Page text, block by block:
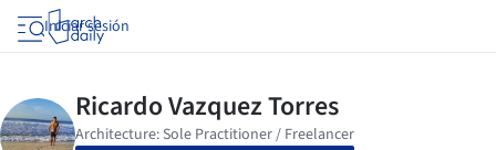
Iniciar sesión